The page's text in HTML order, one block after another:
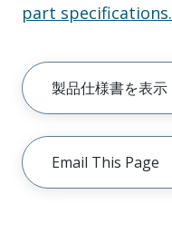
part specifications.
製品仕様書を表示
Email This Page